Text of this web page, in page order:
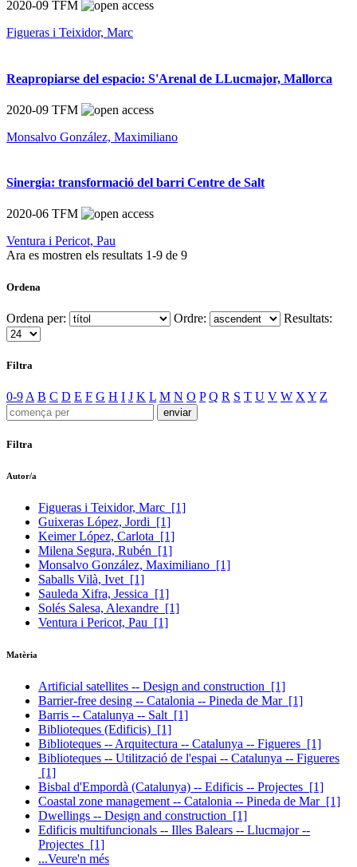
2020-09 TFM
Figueras i Teixidor, Marc
Reapropiarse del espacio: S'Arenal de LLucmajor, Mallorca
2020-09 TFM
Monsalvo González, Maximiliano
Sinergia: transformació del barri Centre de Salt
2020-06 TFM
Ventura i Pericot, Pau
Ara es mostren els resultats 1-9 de 9
Ordena
Ordena per: Ordre: Resultats:
Filtra
0-9 A B C D E F G H I J K L M N O P Q R S T U V W X Y Z
Filtra
Autor/a
Figueras i Teixidor, Marc [1]
Guixeras López, Jordi [1]
Keimer López, Carlota [1]
Milena Segura, Rubén [1]
Monsalvo González, Maximiliano [1]
Saballs Vilà, Ivet [1]
Sauleda Xifra, Jessica [1]
Solés Salesa, Alexandre [1]
Ventura i Pericot, Pau [1]
Matèria
Artificial satellites -- Design and construction [1]
Barrier-free desing -- Catalonia -- Pineda de Mar [1]
Barris -- Catalunya -- Salt [1]
Biblioteques (Edificis) [1]
Biblioteques -- Arquitectura -- Catalunya -- Figueres [1]
Biblioteques -- Utilització de l'espai -- Catalunya -- Figueres
[1]
Bisbal d'Empordà (Catalunya) -- Edificis -- Projectes [1]
Coastal zone management -- Catalonia -- Pineda de Mar [1]
Dwellings -- Design and construction [1]
Edificis multifuncionals -- Illes Balears -- Llucmajor --
Projectes [1]
...Veure'n més